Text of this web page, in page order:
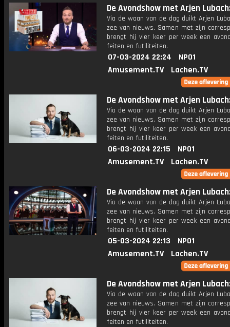
De Avondshow met Arjen
Via de waan van de dag duikt Arjen
zee van nieuws. Samen met zijn
brengt hij vier keer per week een
feiten en futiliteiten.
07-03-2024 22:24
NPO1
Amusement.TV
Lachen.TV
De Avondshow met Arjen
Via de waan van de dag duikt Arjen
zee van nieuws. Samen met zijn
brengt hij vier keer per week een
feiten en futiliteiten.
06-03-2024 22:15
NPO1
Amusement.TV
Lachen.TV
De Avondshow met Arjen
Via de waan van de dag duikt Arjen
zee van nieuws. Samen met zijn
brengt hij vier keer per week een
feiten en futiliteiten.
05-03-2024 22:13
NPO1
Amusement.TV
Lachen.TV
De Avondshow met Arjen
Via de waan van de dag duikt Arjen
zee van nieuws. Samen met zijn
brengt hij vier keer per week een
feiten en futiliteiten.